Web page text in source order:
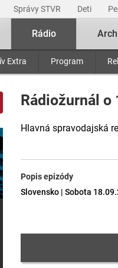
Správy STVR Deti
Rádio
Extra Program
Rádiožurnál o
Hlavná spravodajská
Popis epizódy
Slovensko | Sobota